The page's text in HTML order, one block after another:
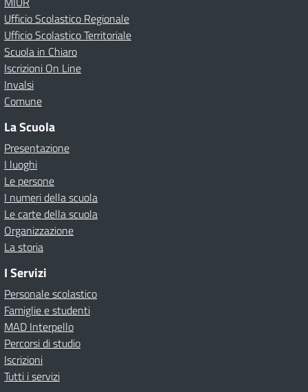
Ufficio Scolastico Regionale
Ufficio Scolastico Territoriale
Scuola in Chiaro
Iscrizioni On Line
Invalsi
Comune
La Scuola
Presentazione
I luoghi
Le persone
I numeri della scuola
Le carte della scuola
Organizzazione
La storia
I Servizi
Personale scolastico
Famiglie e studenti
MAD Interpello
Percorsi di studio
Iscrizioni
Tutti i servizi